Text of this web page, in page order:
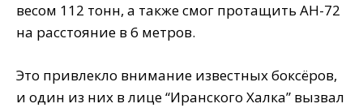
весом 112 тонн, а также смог протащить АН-72
на расстояние в 6 метров.
Это привлекло внимание известных боксёров,
и один из них в лице “Иранского Халка” вызвал